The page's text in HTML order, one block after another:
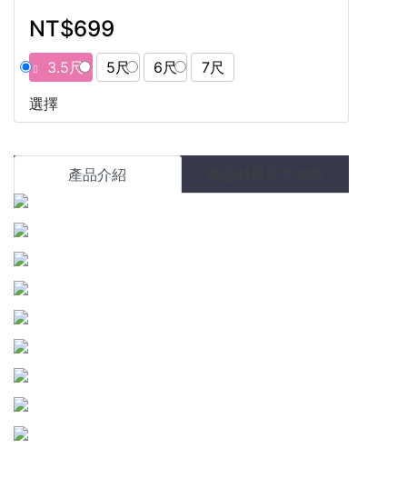
NT$699
3.5尺 5尺 6尺
7尺
選擇
產品介紹